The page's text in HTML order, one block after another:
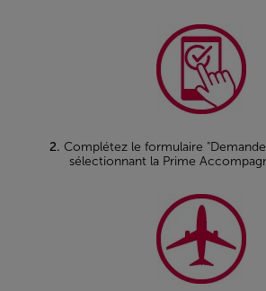
2. Complétez le formulaire
sélectionnant la Prime